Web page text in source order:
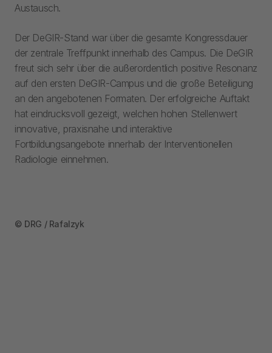
Austausch.
Der DeGIR-Stand war über die gesamte Kongressdauer
der zentrale Treffpunkt innerhalb des Campus. Die DeGIR
freut sich sehr über die außerordentlich positive Resonanz
auf den ersten DeGIR-Campus und die große Beteiligung
an den angebotenen Formaten. Der erfolgreiche Auftakt
hat eindrucksvoll gezeigt, welchen hohen Stellenwert
innovative, praxisnahe und interaktive
Fortbildungsangebote innerhalb der Interventionellen
Radiologie einnehmen.
© DRG / Rafalzyk